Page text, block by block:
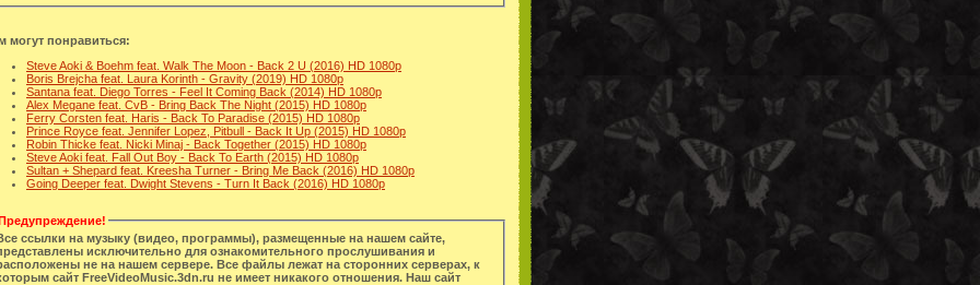
могут понравиться:
Steve Aoki & Boehm feat. Walk The Moon - Back 2 U (2016) HD 1080p
Boris Brejcha feat. Laura Korinth - Gravity (2019) HD 1080p
Santana feat. Diego Torres - Feel It Coming Back (2014) HD 1080p
Alex Megane feat. CvB - Bring Back The Night (2015) HD 1080p
Ferry Corsten feat. Haris - Back To Paradise (2015) HD 1080p
Prince Royce feat. Jennifer Lopez, Pitbull - Back It Up (2015) HD 1080p
Robin Thicke feat. Nicki Minaj - Back Together (2015) HD 1080p
Steve Aoki feat. Fall Out Boy - Back To Earth (2015) HD 1080p
Sultan + Shepard feat. Kreesha Turner - Bring Me Back (2016) HD 1080p
Going Deeper feat. Dwight Stevens - Turn It Back (2016) HD 1080p
ссылки на музыку (видео, программы), размещенные на нашем сайте,
исключительно для ознакомительного прослушивания и
не на нашем сервере. Все файлы лежат на сторонних серверах, к
сайт FreeVideoMusic.3dn.ru не имеет никакого отношения. Наш сайт